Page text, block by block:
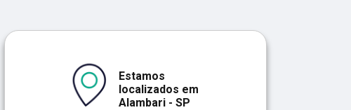
Estamos
localizados em
Alambari - SP